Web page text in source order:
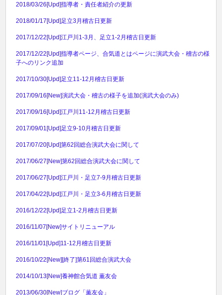
2018/03/26 [Upd]指導者・責任者紹介の更新
2018/01/17 [Upd]足立3月稽古日更新
2017/12/22 [Upd]江戸川1-3月、足立1-2月稽古日更新
2017/12/22 [Upd]指導者ページ、合気道とはページに演武大会・稽古の様
子へのリンク追加
2017/10/30[Upd]足立11-12月稽古日更新
2017/09/16 [New]演武大会・稽古の様子を追加(演武大会のみ)
2017/09/16 [Upd]江戸川11-12月稽古日更新
2017/09/01 [Upd]足立9-10月稽古日更新
2017/07/20[Upd]第62回総合演武大会に関して
2017/06/27 [New]第62回総合演武大会に関して
2017/06/27 [Upd]江戸川・足立7-9月稽古日更新
2017/04/22 [Upd]江戸川・足立3-6月稽古日更新
2016/12/22 [Upd]足立1-2月稽古日更新
2016/11/07 [New]サイトリニューアル
2016/11/01 [Upd]11-12月稽古日更新
2016/10/22 [New][終了]第61回総合演武大会
2014/10/13[New]養神館合気道 薫友会
2013/06/30[New]ブログ「薫友会」